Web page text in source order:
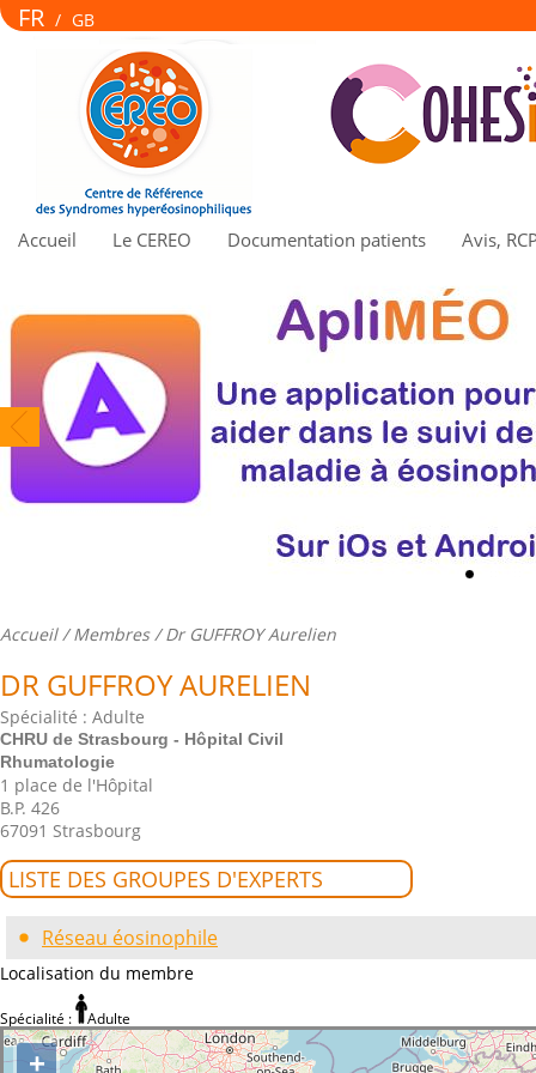
FR / GB
Accueil Le CEREO Documentation patients Avis,
Accueil/Membres/ Dr GUFFROY Aurelien
DR GUFFROY AURELIEN
Spécialité : Adulte
CHRU de Strasbourg - Hôpital Civil
Rhumatologie
1 place de l'Hôpital
B.P. 426
67091 Strasbourg
LISTE DES GROUPES D'EXPERTS
Réseau éosinophile
Localisation du membre
Spécialité : Adulte
+